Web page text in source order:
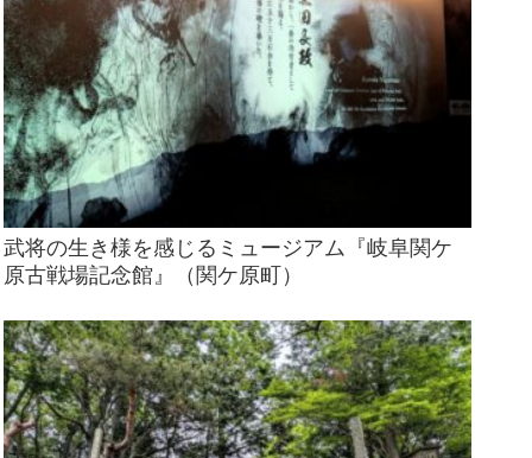
武将の生き様を感じるミュージアム『岐阜関ケ
原古戦場記念館』（関ケ原町）